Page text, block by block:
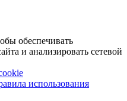
обеспечивать
и анализировать сетевой
использования